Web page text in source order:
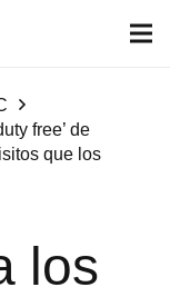
free’ de
que los
los